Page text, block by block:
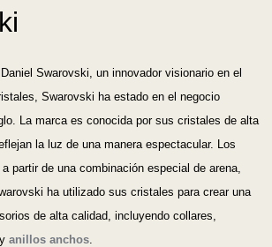
Swarovski, un innovador visionario en el
Swarovski ha estado en el negocio
La marca es conocida por sus cristales de alta
la luz de una manera espectacular. Los
partir de una combinación especial de arena,
ha utilizado sus cristales para crear una
de alta calidad, incluyendo collares,
anillos anchos